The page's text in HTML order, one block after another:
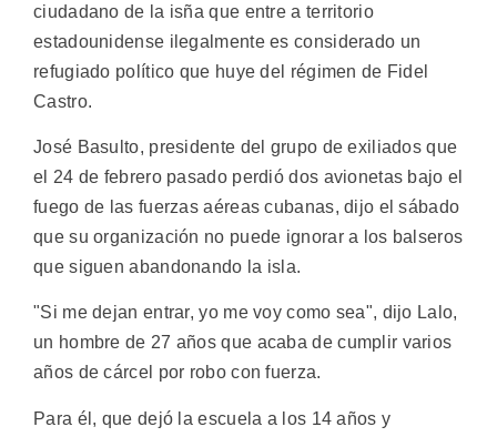
ciudadano de la isña que entre a territorio
estadounidense ilegalmente es considerado un
refugiado político que huye del régimen de Fidel
Castro.
José Basulto, presidente del grupo de exiliados que
el 24 de febrero pasado perdió dos avionetas bajo el
fuego de las fuerzas aéreas cubanas, dijo el sábado
que su organización no puede ignorar a los balseros
que siguen abandonando la isla.
"Si me dejan entrar, yo me voy como sea", dijo Lalo,
un hombre de 27 años que acaba de cumplir varios
años de cárcel por robo con fuerza.
Para él, que dejó la escuela a los 14 años y